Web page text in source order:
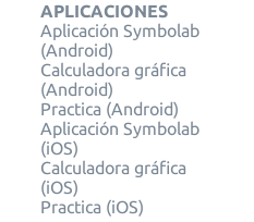
APLICACIONES
Aplicación Symbolab
(Android)
Calculadora gráfica
(Android)
Practica (Android)
Aplicación Symbolab
(iOS)
Calculadora gráfica
(iOS)
Practica (iOS)